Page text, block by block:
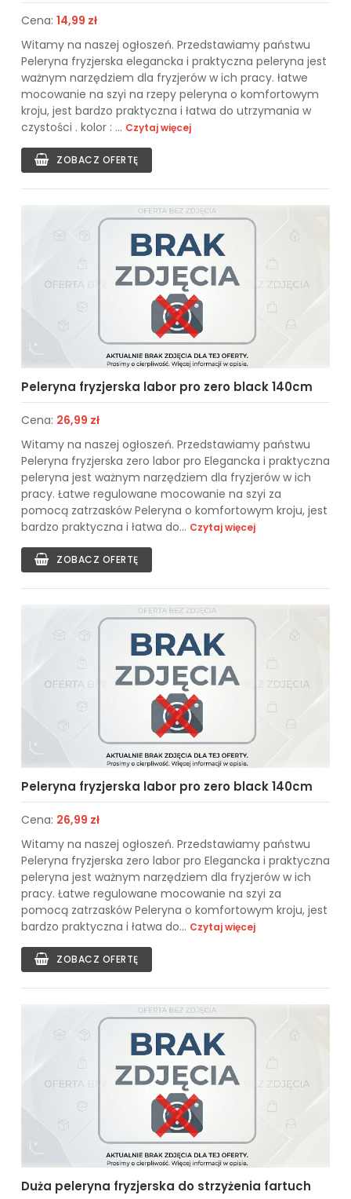
Cena: 14,99 zł
Witamy na naszej ogłoszeń. Przedstawiamy państwu
Peleryna fryzjerska elegancka i praktyczna peleryna jest
ważnym narzędziem dla fryzjerów w ich pracy. łatwe
mocowanie na szyi na rzepy peleryna o komfortowym
kroju, jest bardzo praktyczna i łatwa do utrzymania w
czystości . kolor : ... Czytaj więcej
ZOBACZ OFERTĘ
Peleryna fryzjerska labor pro zero black 140cm
Cena: 26,99 zł
Witamy na naszej ogłoszeń. Przedstawiamy państwu
Peleryna fryzjerska zero labor pro Elegancka i praktyczna
peleryna jest ważnym narzędziem dla fryzjerów w ich
pracy. Łatwe regulowane mocowanie na szyi za
pomocą zatrzasków Peleryna o komfortowym kroju, jest
bardzo praktyczna i łatwa do... Czytaj więcej
ZOBACZ OFERTĘ
Peleryna fryzjerska labor pro zero black 140cm
Cena: 26,99 zł
Witamy na naszej ogłoszeń. Przedstawiamy państwu
Peleryna fryzjerska zero labor pro Elegancka i praktyczna
peleryna jest ważnym narzędziem dla fryzjerów w ich
pracy. Łatwe regulowane mocowanie na szyi za
pomocą zatrzasków Peleryna o komfortowym kroju, jest
bardzo praktyczna i łatwa do... Czytaj więcej
ZOBACZ OFERTĘ
Duża peleryna fryzjerska do strzyżenia fartuch